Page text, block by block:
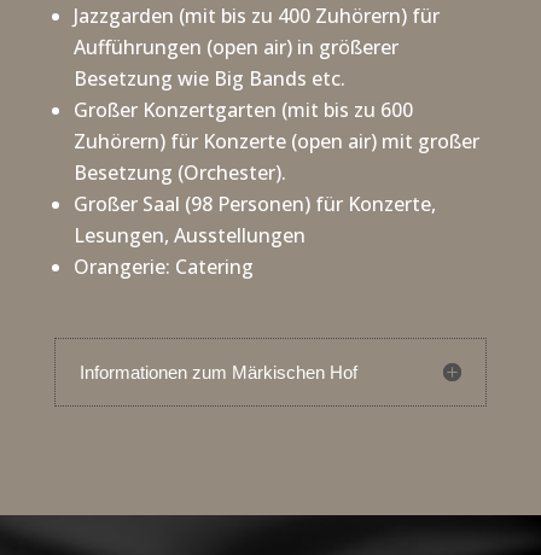
Jazzgarden (mit bis zu 400 Zuhörern) für
Aufführungen (open air) in größerer
Besetzung wie Big Bands etc.
Großer Konzertgarten (mit bis zu 600
Zuhörern) für Konzerte (open air) mit großer
Besetzung (Orchester).
Großer Saal (98 Personen) für Konzerte,
Lesungen, Ausstellungen
Orangerie: Catering
Informationen zum Märkischen Hof